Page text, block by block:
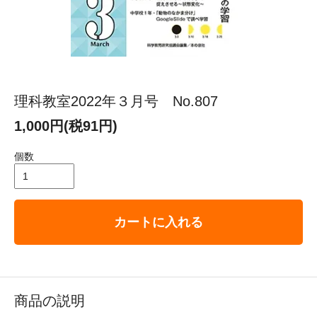
理科教室2022年３月号 No.807
1,000円(税91円)
個数
カートに入れる
商品の説明